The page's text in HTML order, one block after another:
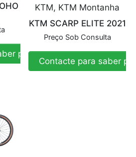
preço
KTM, KTM Montanha
KTM SCARP ELITE 2021
Preço Sob Consulta
Contacte para saber